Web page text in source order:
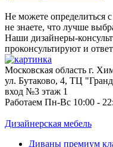
Не можете определиться
не знаете, что лучше
Наши дизайнеры-
проконсультируют и
Московская область г.
ул. Бутаково, 4, ТЦ
вход №3 этаж 1
Работаем Пн-Вс 10:00 -
Дизайнерская мебель
Диваны премиум